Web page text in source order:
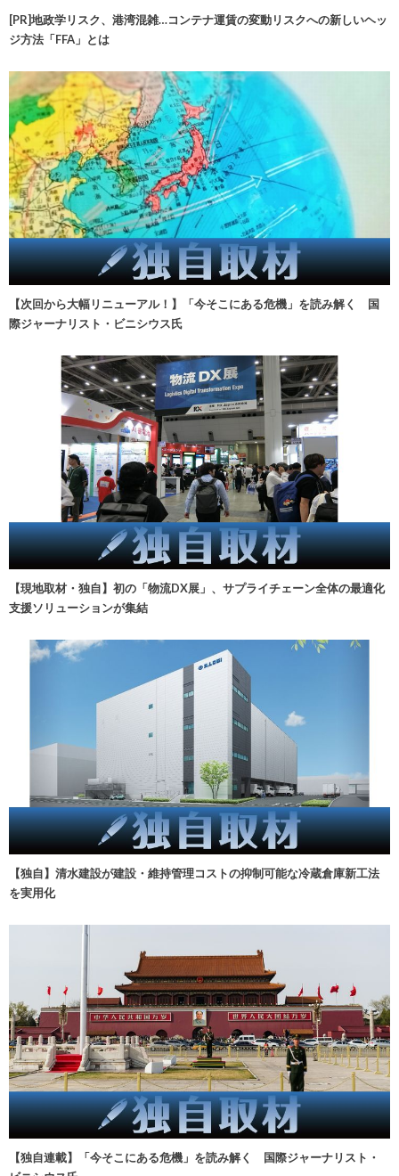
[PR]地政学リスク、港湾混雑…コンテナ運賃の変動リスクへの新しいヘッ
ジ方法「FFA」とは
【次回から大幅リニューアル！】「今そこにある危機」を読み解く 国
際ジャーナリスト・ビニシウス氏
【現地取材・独自】初の「物流DX展」、サプライチェーン全体の最適化
支援ソリューションが集結
【独自】清水建設が建設・維持管理コストの抑制可能な冷蔵倉庫新工法
を実用化
【独自連載】「今そこにある危機」を読み解く 国際ジャーナリスト・